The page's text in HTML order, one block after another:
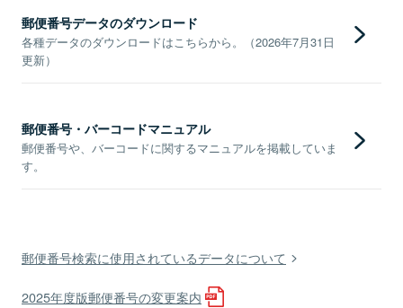
郵便番号データのダウンロード
各種データのダウンロードはこちらから。（2026年7月31日
更新）
郵便番号・バーコードマニュアル
郵便番号や、バーコードに関するマニュアルを掲載していま
す。
郵便番号検索に使用されているデータについて
2025年度版郵便番号の変更案内